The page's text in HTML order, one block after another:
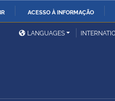
ACESSO À INFORMAÇÃO
Ministério das Relações
ExterioresLANGUAGES